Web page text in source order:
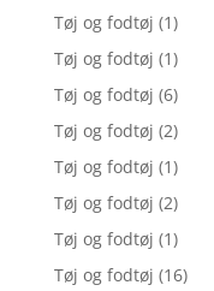
Tøj og fodtøj (1)
Tøj og fodtøj (1)
Tøj og fodtøj (6)
Tøj og fodtøj (2)
Tøj og fodtøj (1)
Tøj og fodtøj (2)
Tøj og fodtøj (1)
Tøj og fodtøj (16)